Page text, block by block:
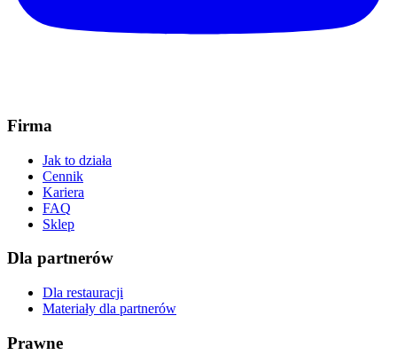
Firma
Jak to działa
Cennik
Kariera
FAQ
Sklep
Dla partnerów
Dla restauracji
Materiały dla partnerów
Prawne